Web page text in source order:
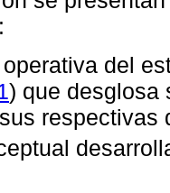
del
) que desglosa
respectivas